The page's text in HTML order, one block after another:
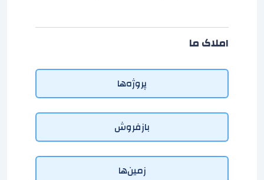
املاک ما
پروژه‌ها
بازفروش
زمین‌ها